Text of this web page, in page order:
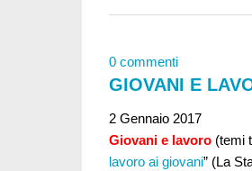
0 commenti
GIOVANI E
2 Gennaio 2017
Giovani e lavoro (temi
lavoro ai giovani” (La